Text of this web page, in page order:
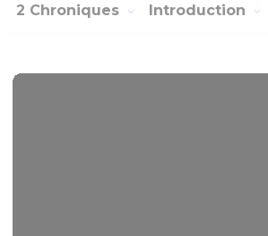
2 Chroniques Introduction